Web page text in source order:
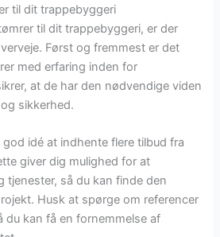
til dit trappebyggeri
til dit trappebyggeri, er der
Først og fremmest er det
med erfaring inden for
at de har den nødvendige viden
sikkerhed.
idé at indhente flere tilbud fra
giver dig mulighed for at
tjenester, så du kan finde den
Husk at spørge om referencer
du kan få en fornemmelse af